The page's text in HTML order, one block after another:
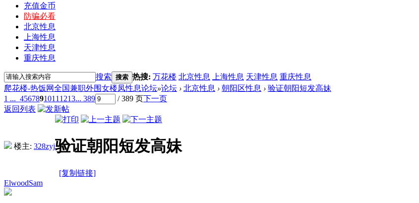
充值金币
防骗必看
北京性息
上海性息
天津性息
重庆性息
搜索 搜索 热搜: 万花楼 北京性息 上海性息 天津性息 重庆性息
爬花楼-热饭网全国兼职外围女楼凤性息论坛»论坛 › 北京性息 › 朝阳区性息 › 验证朝阳短发高妹
1 ... 4567891011 1213... 389 / 389 页下一页
返回列表
楼主: 328zyj验证朝阳短发高妹
[复制链接]
ElwoodSam